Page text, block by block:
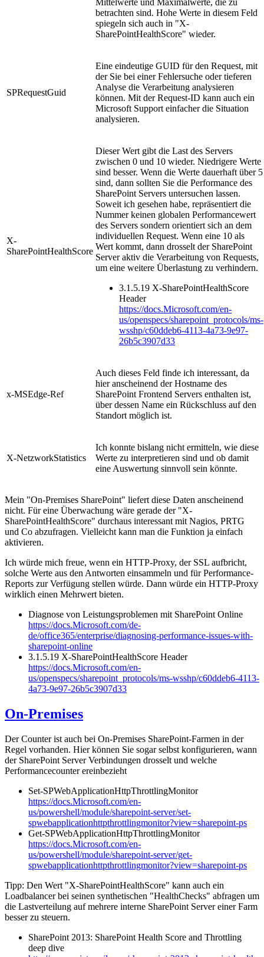
Mittelwerte und Maximalwerte, die zu
betrachten sind. Hohe Werte in diesem Feld
spiegeln sich auch in "X-
SharePointHealthScore" wieder.
SPRequestGuid
Eine eindeutige GUID für den Request, mit
der Sie bei einer Fehlersuche oder tieferen
Analyse die Verarbeitung analysieren
können. Mit der Request-ID kann auch ein
Microsoft Support einfacher die Situation
analysieren.
X-
SharePointHealthScore
Dieser Wert gibt die Last des Servers
zwischen 0 und 10 wieder. Niedrigere Werte
sind besser. Wenn die Werte dauerhaft über 5
sind, dann sollten Sie die Performance des
SharePoint Servers untersuchen lassen.
Soweit ich gesehen habe, repräsentiert die
Nummer keinen globalen Performancewert
des Servers sondern orientiert sich an dem
individuellen Request. Wenn eine 10 als
Wert kommt, dann drosselt der SharePoint
Server aktiv die Verarbeitung von Requests,
um eine weitere Überlastung zu verhindern.
3.1.5.19 X-SharePointHealthScore
Header
https://docs.Microsoft.com/en-
us/openspecs/sharepoint_protocols/ms-
wsshp/c60ddeb6-4113-4a73-9e97-
26b5c3907d33
x-MSEdge-Ref
Auch dieses Feld finde ich interessant, da
hier anscheinend der Hostname des
SharePoint Frontend Servers enthalten ist,
über dessen Name ein Rückschluss auf den
Standort möglich ist.
X-NetzworkStatistics
Ich konnte bislang nicht ermitteln, wie diese
Werte zu interpretieren sind und ob damit
eine Auswertung sinnvoll sein könnte.
Mein "On-Premises SharePoint" liefert diese Daten anscheinend
nicht. Für eine Überwachung wäre gerade der "X-
SharePointHealthScore" durchaus interessant mit Nagios, PRTG
und Co abzufragen. Vielleicht kann man die Funktion ja einfach
aktivieren.
Ich würde mich freue, wenn ein HTTP-Proxy, der SSL aufbricht,
solche Werte aus den Antworten einsammeln und für Performance-
Reports zur Verfügung stellen würde. Dann würde ein HTTP-Proxy
wirklich einen Mehrwert bieten.
Diagnose von Leistungsproblemen mit SharePoint Online
https://docs.Microsoft.com/de-
de/office365/enterprise/diagnosing-performance-issues-with-
sharepoint-online
3.1.5.19 X-SharePointHealthScore Header
https://docs.Microsoft.com/en-
us/openspecs/sharepoint_protocols/ms-wsshp/c60ddeb6-4113-
4a73-9e97-26b5c3907d33
On-Premises
Der Counter ist auch bei On-Premises SharePoint-Farmen in der
Regel vorhanden. Hier können Sie sogar selbst konfigurieren, wann
der SharePoint Server Verbindungen drosselt und welche
Performancecounter ereinbezieht
Set-SPWebApplicationHttpThrottlingMonitor
https://docs.Microsoft.com/en-
us/powershell/module/sharepoint-server/set-
spwebapplicationhttpthrottlingmonitor?view=sharepoint-ps
Get-SPWebApplicationHttpThrottlingMonitor
https://docs.Microsoft.com/en-
us/powershell/module/sharepoint-server/get-
spwebapplicationhttpthrottlingmonitor?view=sharepoint-ps
Tipp: Den Wert "X-SharePointHealthScore" kann auch ein
Loadbalancer bei seinen synthetischen "HealthChecks" abfragen um
die Lastverteilung auf mehrere interne SharePoint Server einer Farm
besser zu steuern.
SharePoint 2013: SharePoint Health Score and Throttling
deep dive